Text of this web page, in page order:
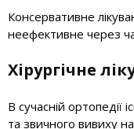
Консервативне
неефективне через
Хірургічне
В сучасній ортопедії
та звичного вивиху